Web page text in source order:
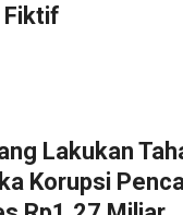
Fiktif
Lakukan
Korupsi